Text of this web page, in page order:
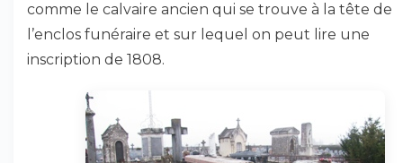
comme le calvaire ancien qui se trouve à la tête de
l’enclos funéraire et sur lequel on peut lire une
inscription de 1808.